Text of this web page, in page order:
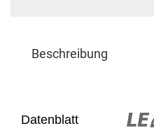
Beschreibung
Datenblatt